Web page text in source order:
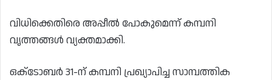
വിധിക്കെതിരെ അപ്പീൽ പോകുമെന്ന് കമ്പനി
വൃത്തങ്ങൾ വ്യക്തമാക്കി.
ഒക്‌ടോബർ 31-ന് കമ്പനി പ്രഖ്യാപിച്ച സാമ്പത്തിക